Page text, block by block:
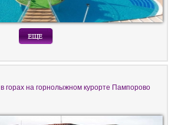
горах на горнолыжном курорте Пампорово